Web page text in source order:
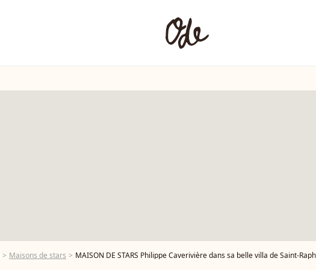
Maisons de stars MAISON DE STARS Philippe Caverivière dans sa belle villa de Saint-Raphaël,